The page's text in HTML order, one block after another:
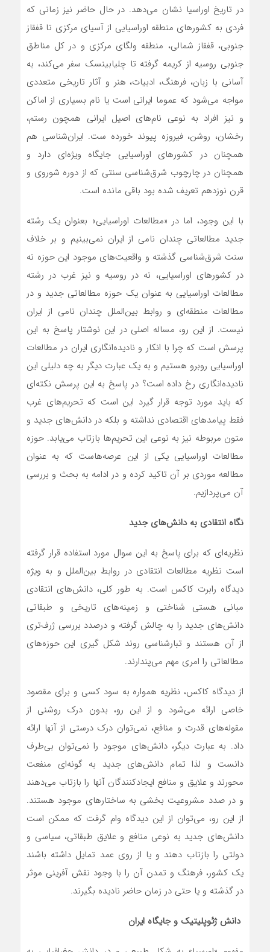
در تاریخ اوراسیا نشان می‌دهد. در حال حاضر نیز زمانی که
فردی به کشورهای منطقه اوراسیایی از آسیای مرکزی تا قفقاز
جنوبی، قفقاز شمالی، منطقه ولگای مرکزی و در کل مناطق
جنوبی روسیه از کریمه گرفته تا چلیابینسک سفر می‌کند، به
آسانی با زبان، فرهنگ، ادبیات، هنر و آثار تاریخی متعددی
مواجه می‌شود که عموما ایرانی است یا نام بسیاری از اماکن
و نیز افراد به نوعی نام‌های اصیل ایرانی همچون رستم،
رخشان، روشن، فیروزه پیوند خورده ست. ایران‌شناسی هم
همچنان در کشورهای اوراسیایی جایگاه ویژه‌ای دارد و
همچنان در چارچوب شرق‌شناسی سنتی که از دوره شوروی و
قرن نوزدهم تعریف شده بود باقی مانده است.
با این وجود، اما در «مطالعات اوراسیایی» بعنوان یک رشته
جدید مطالعاتی چندان نامی از ایران نمی‌بینیم و بر خلاف
سنت شرق‌شناسی گذشته و واقعیت‌های موجود این حوزه نه
در کشورهای اوراسیایی، نه در روسیه و نیز غرب در رشته
مطالعات اوراسیایی به عنوان یک حوزه مطالعاتی جدید و در
مطالعات منطقه‌ای و روابط بین‌الملل چندان نامی از ایران
نیست. از این رو، مساله اصلی در این نوشتار پاسخ به این
پرسش است که چرا با انکار و نادیده‌انگاری ایران در مطالعات
اوراسیایی روبرو هستیم و به یک عبارت دیگر به چه دلیلی این
نادیده‌انگاری رخ داده‌ است؟ در پاسخ به این پرسش نکته‌ای
که باید مورد توجه قرار گیرد این است که تحریم‌های غرب
فقط پیامدهای اقتصادی نداشته و بلکه در دانش‌های جدید و
متون مربوطه نیز به نوعی این تحریم‌ها بازتاب می‌یابد. حوزه
مطالعات اوراسیایی یکی از این عرصه‌هاست که به عنوان
مطالعه موردی بر آن تاکید کرده و در ادامه به بحث و بررسی
آن می‌پردازیم.
نگاه انتقادی به دانش‌های جدید
نظریه‌ای که برای پاسخ به این سوال مورد استفاده قرار گرفته
است نظریه مطالعات انتقادی در روابط بین‌الملل و به ویژه
دیدگاه رابرت کاکس است. به طور کلی، دانش‌های انتقادی
مبانی هستی شناختی و زمینه‌های تاریخی و طبقاتی
دانش‌های جدید را به چالش گرفته و درصدد بررسی ژرف‌تری
از آن هستند و تبارشناسی روند شکل گیری این حوزه‌های
مطالعاتی را امری مهم می‌پندارند.
از دیدگاه کاکس، نظریه همواره به سود کسی و برای مقصود
خاصی ارائه می‌شود و از این رو، بدون درک روشنی از
مقوله‌های قدرت و منافع، نمی‌توان درک درستی از آنها ارائه
داد. به عبارت دیگر، دانش‌های موجود را نمی‌توان بی‌طرف
دانست و لذا تمام دانش‌های جدید به گونه‌ای منفعت
محورند و علایق و منافع ایجادکنندگان آنها را بازتاب می‌دهند
و در صدد مشروعیت بخشی به ساختارهای موجود هستند.
از این رو، می‌توان از این دیدگاه وام گرفت که ممکن است
دانش‌های جدید به نوعی منافع و علایق طبقاتی، سیاسی و
دولتی را بازتاب دهند و یا از روی عمد تمایل داشته باشند
یک کشور، فرهنگ و تمدن آن را با وجود نقش آفرینی موثر
در گذشته و یا حتی در زمان حاضر نادیده بگیرند.
دانش ژئوپلیتیک و جایگاه ایران